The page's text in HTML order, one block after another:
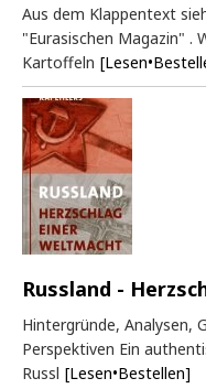
Aus dem Klappentext
"Eurasischen Magazin" .
Kartoffeln
Russland -
Hintergründe, Analysen,
Perspektiven Ein
Russl [Lesen•Bestellen]